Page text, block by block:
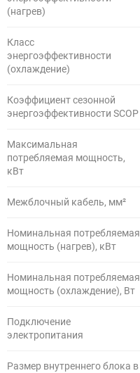
(нагрев)
Класс
энергоэффективности
(охлаждение)
Коэффициент сезонной
энергоэффективности SCOP
Максимальная
потребляемая мощность,
кВт
Межблочный кабель, мм²
Номинальная потребляемая
мощность (нагрев), кВт
Номинальная потребляемая
мощность (охлаждение), Вт
Подключение
электропитания
Размер внутреннего блока в